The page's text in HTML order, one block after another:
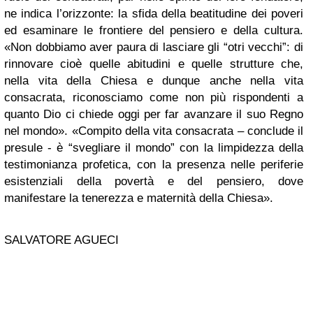
ne indica l’orizzonte: la sfida della beatitudine dei poveri
ed esaminare le frontiere del pensiero e della cultura.
«Non dobbiamo aver paura di lasciare gli “otri vecchi”: di
rinnovare cioè quelle abitudini e quelle strutture che,
nella vita della Chiesa e dunque anche nella vita
consacrata, riconosciamo come non più rispondenti a
quanto Dio ci chiede oggi per far avanzare il suo Regno
nel mondo». «Compito della vita consacrata – conclude il
presule - è “svegliare il mondo” con la limpidezza della
testimonianza profetica, con la presenza nelle periferie
esistenziali della povertà e del pensiero, dove
manifestare la tenerezza e maternità della Chiesa».
SALVATORE AGUECI